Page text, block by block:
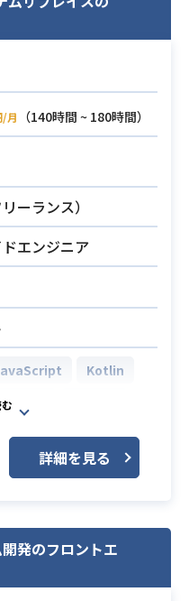
にお伝えします。
: Ruby on Rails, Vue.j
理: Git
理: Backlog, Redmin
: Slack, Redmine
Vue3系,Nuxt）での
5年程度)
、nodeでの開発経験3
での開発経験(ご自身で
どをした経験)
を理解した上でバッ
るか、トラブル時に
タック経験(手を動か
ント関与するため)
との合意形成
スト
開発経験
開発経験
ストまで一人称で対
/月
（140時間 ~ 180時間）
ーランス）
エンジニア
Kotlin
Symfony
Vue.js
(Amazon Dynam
oDB)
Web Services)
EC2)
Backlog
詳細を見る
発のフロントエ